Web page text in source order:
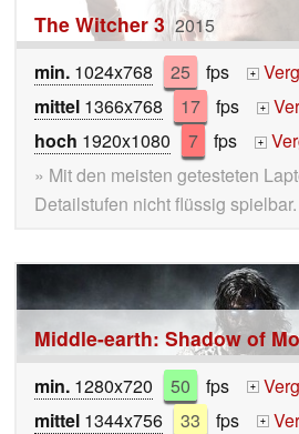
The Witcher 3 2015
min. 1024x768 25 fps +
mittel 1366x768 17 fps +
hoch 1920x1080 7 fps +
» Mit den meisten getesteten
Detailstufen nicht flüssig spielbar.
Middle-earth: Shadow of
min. 1280x720 50 fps +
mittel 1344x756 33 fps +